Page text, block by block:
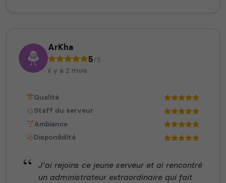
ArKha
5/5
il y a 2 mois
Qualité
Staff du serveur
Ambiance
Disponibilité
J'ai rejoins ce jeune serveur et ai rencontré
un administrateur extraordinaire qui fait